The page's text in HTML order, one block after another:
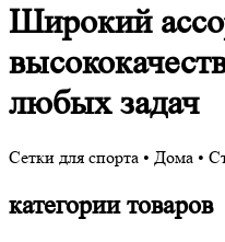
Широкий
любых задач
Сетки для спорта • Дома •
категории товаров